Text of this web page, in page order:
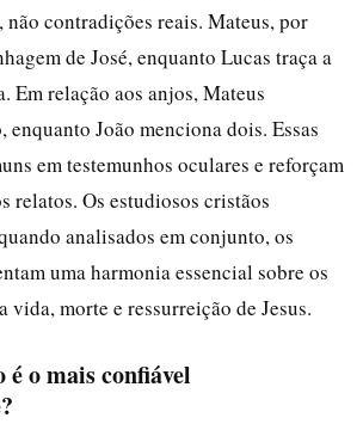
não contradições reais. Mateus, por
de José, enquanto Lucas traça a
Em relação aos anjos, Mateus
enquanto João menciona dois. Essas
em testemunhos oculares e reforçam
relatos. Os estudiosos cristãos
analisados em conjunto, os
uma harmonia essencial sobre os
vida, morte e ressurreição de Jesus.
é o mais confiável